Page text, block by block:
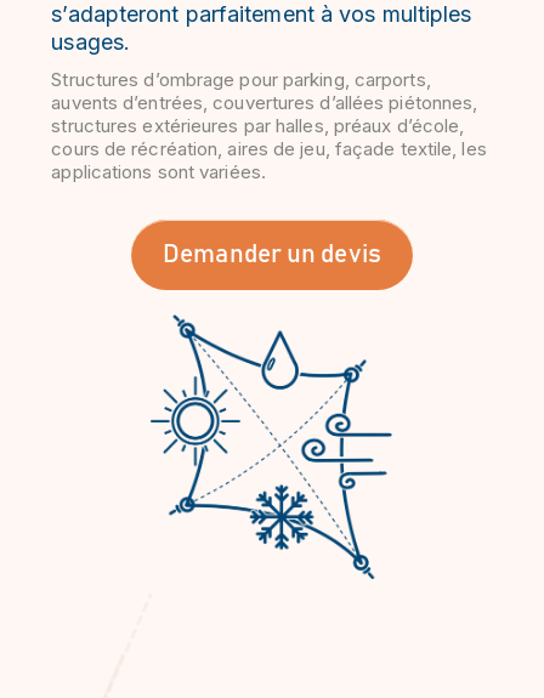
s’adapteront parfaitement à vos multiples
usages.
Structures d’ombrage pour parking, carports,
auvents d’entrées, couvertures d’allées piétonnes,
structures extérieures par halles, préaux d’école,
cours de récréation, aires de jeu, façade textile, les
applications sont variées.
Demander un devis